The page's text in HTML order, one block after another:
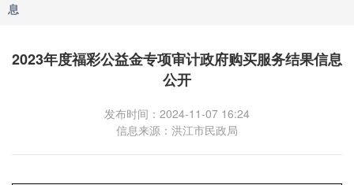
息
2023年度福彩公益金专项审计政府购买服务结果信息
公开
发布时间：2024-11-07 16:24
信息来源：洪江市民政局